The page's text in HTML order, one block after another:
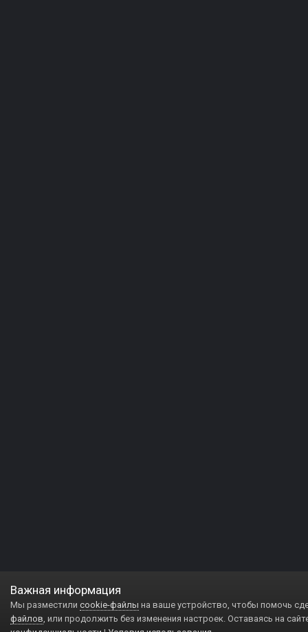
Важная информация
Мы разместили cookie-файлы на ваше устройство, чтобы помочь
файлов, или продолжить без изменения настроек. Оставаясь на